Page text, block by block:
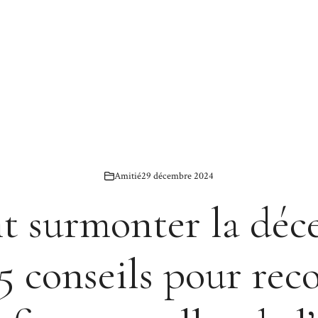
Amitié29 décembre 2024
surmonter la
conseils pour